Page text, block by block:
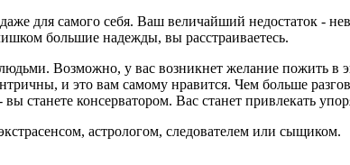
для самого себя. Ваш величайший недостаток -
большие надежды, вы расстраиваетесь.
Возможно, у вас возникнет желание пожить в
и это вам самому нравится. Чем больше
станете консерватором. Вас станет привлекать
астрологом, следователем или сыщиком.